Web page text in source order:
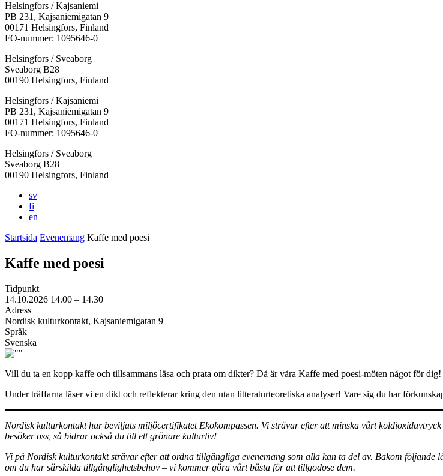
Helsingfors / Kajsaniemi
PB 231, Kajsaniemigatan 9
00171 Helsingfors, Finland
FO-nummer: 1095646-0
Helsingfors / Sveaborg
Sveaborg B28
00190 Helsingfors, Finland
Facebook:
Öppnas
i
en
flik
Instagram:
Öppnas
i
en
flik
TikTok:
Öppnas
i
en
flik
Youtube:
Öppnas
i
en
flik
Vimeo:
Öppnas
i
en
flik
Helsingfors / Kajsaniemi
PB 231, Kajsaniemigatan 9
00171 Helsingfors, Finland
FO-nummer: 1095646-0
Helsingfors / Sveaborg
Sveaborg B28
00190 Helsingfors, Finland
sv
fi
en
Startsida Evenemang Kaffe med poesi
Kaffe med poesi
Tidpunkt
14.10.2026 14.00 – 14.30
Adress
Nordisk kulturkontakt, Kajsaniemigatan 9
Språk
Svenska
Vill du ta en kopp kaffe och tillsammans läsa och prata om dikter? Då är våra Kaffe med poesi-möten något för dig!
Under träffarna läser vi en dikt och reflekterar kring den utan litteraturteoretiska analyser! Vare sig du har
Nordisk kulturkontakt har beviljats miljöcertifikatet Ekokompassen. Vi strävar efter att minska vårt
besöker oss, så bidrar också du till ett grönare kulturliv!
Vi på Nordisk kulturkontakt strävar efter att ordna tillgängliga evenemang som alla kan ta del av. Bakom följande
om du har särskilda tillgänglighetsbehov – vi kommer göra vårt bästa för att tillgodose dem.